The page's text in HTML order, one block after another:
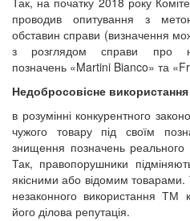
проводив опитування з
обставин справи (визначення
з розглядом справи про
позначень «Martini Bianco» та
Недобросовісне
в розумінні конкурентного
чужого товару під своїм
знищення позначень
Так, правопорушники
якісними або відомим
незаконного використання ТМ
його ділова репутація.